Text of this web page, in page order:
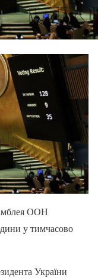
ООН
у тимчасово
України